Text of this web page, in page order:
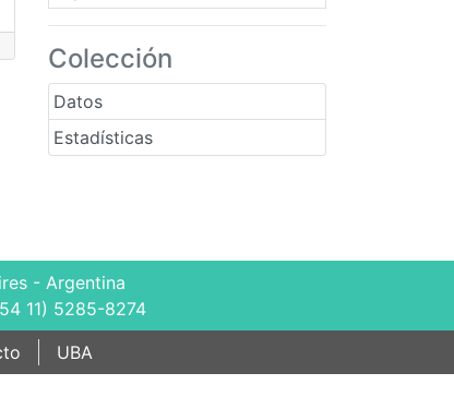
Colección
Datos
Estadísticas
- Argentina
11) 5285-8274
UBA